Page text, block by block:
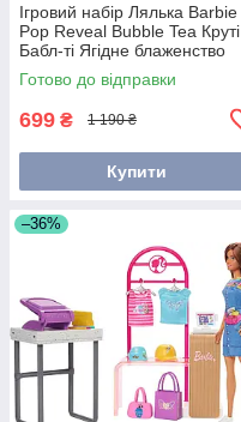
Ігровий набір Лялька Barbie
Pop Reveal Bubble Tea Круті
Бабл-ті Ягідне блаженство
HTJ20
Готово до відправки
699 ₴ 1 190 ₴
Купити
–36%